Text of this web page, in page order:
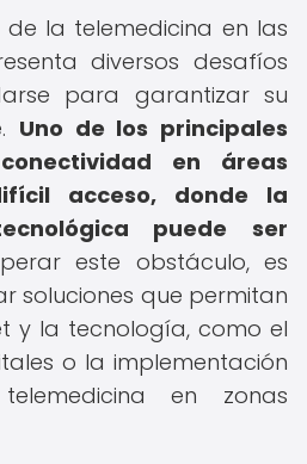
la telemedicina en las
diversos desafíos
para garantizar su
Uno de los principales
en áreas
acceso, donde la
puede ser
este obstáculo, es
soluciones que permitan
y la tecnología, como el
o la implementación
en zonas